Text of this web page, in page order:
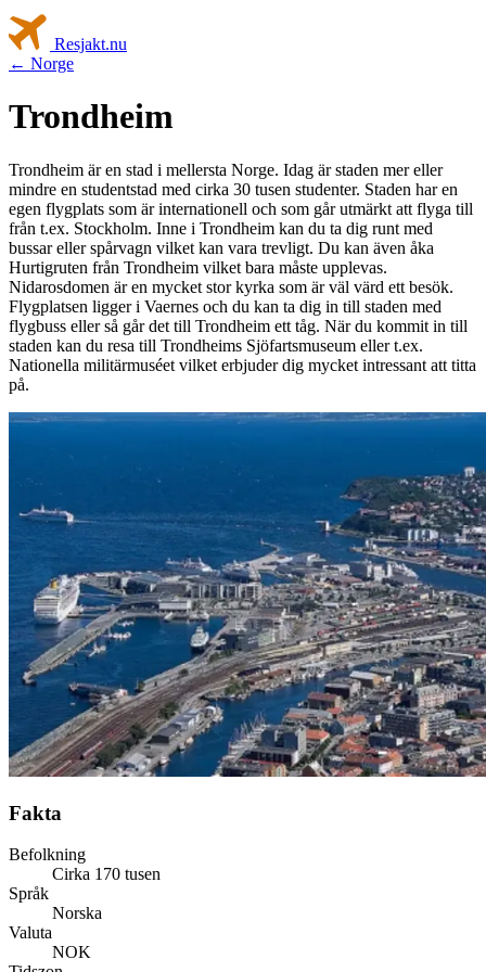
Resjakt.nu
← Norge
Trondheim
Trondheim är en stad i mellersta Norge. Idag är staden mer eller
mindre en studentstad med cirka 30 tusen studenter. Staden har en
egen flygplats som är internationell och som går utmärkt att flyga till
från t.ex. Stockholm. Inne i Trondheim kan du ta dig runt med
bussar eller spårvagn vilket kan vara trevligt. Du kan även åka
Hurtigruten från Trondheim vilket bara måste upplevas.
Nidarosdomen är en mycket stor kyrka som är väl värd ett besök.
Flygplatsen ligger i Vaernes och du kan ta dig in till staden med
flygbuss eller så går det till Trondheim ett tåg. När du kommit in till
staden kan du resa till Trondheims Sjöfartsmuseum eller t.ex.
Nationella militärmuséet vilket erbjuder dig mycket intressant att titta
på.
Fakta
Befolkning
Cirka 170 tusen
Språk
Norska
Valuta
NOK